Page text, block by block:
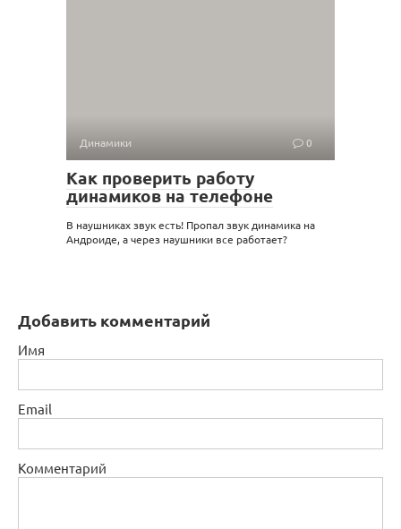
Динамики 0
Как проверить работу
динамиков на телефоне
В наушниках звук есть! Пропал звук динамика на
Андроиде, а через наушники все работает?
Добавить комментарий
Имя
Email
Комментарий